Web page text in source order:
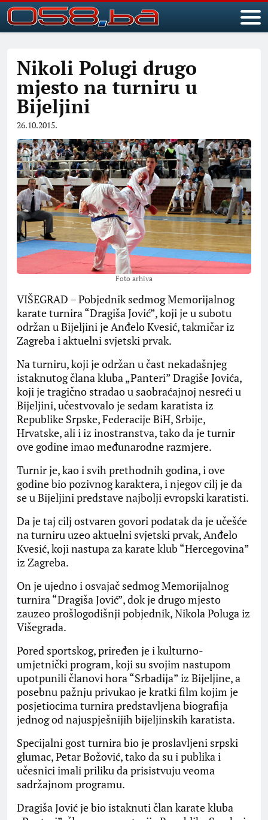
Nikoli Polugi drugo
mjesto na turniru u
Bijeljini
26.10.2015.
Foto arhiva
VIŠEGRAD – Pobjednik sedmog Memorijalnog
karate turnira “Dragiša Jović”, koji je u subotu
održan u Bijeljini je Anđelo Kvesić, takmičar iz
Zagreba i aktuelni svjetski prvak.
Na turniru, koji je održan u čast nekadašnjeg
istaknutog člana kluba „Panteri” Dragiše Jovića,
koji je tragično stradao u saobraćajnoj nesreći u
Bijeljini, učestvovalo je sedam karatista iz
Republike Srpske, Federacije BiH, Srbije,
Hrvatske, ali i iz inostranstva, tako da je turnir
ove godine imao međunarodne razmjere.
Turnir je, kao i svih prethodnih godina, i ove
godine bio pozivnog karaktera, i njegov cilj je da
se u Bijeljini predstave najbolji evropski karatisti.
Da je taj cilj ostvaren govori podatak da je učešće
na turniru uzeo aktuelni svjetski prvak, Anđelo
Kvesić, koji nastupa za karate klub “Hercegovina”
iz Zagreba.
On je ujedno i osvajač sedmog Memorijalnog
turnira “Dragiša Jović”, dok je drugo mjesto
zauzeo prošlogodišnji pobjednik, Nikola Poluga iz
Višegrada.
Pored sportskog, priređen je i kulturno-
umjetnički program, koji su svojim nastupom
upotpunili članovi hora “Srbadija” iz Bijeljine, a
posebnu pažnju privukao je kratki film kojim je
posjetiocima turnira predstavljena biografija
jednog od najuspješnijih bijeljinskih karatista.
Specijalni gost turnira bio je proslavljeni srpski
glumac, Petar Božović, tako da su i publika i
učesnici imali priliku da prisistvuju veoma
sadržajnom programu.
Dragiša Jović je bio istaknuti član karate kluba